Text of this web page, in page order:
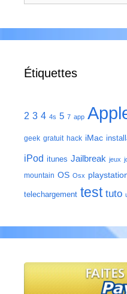
Étiquettes
2 3 4 4s 5 7 app
geek gratuit hack iMac
iPod itunes Jailbreak jeux
mountain OS Osx
telechargement test tuto